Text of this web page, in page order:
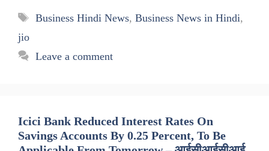
Tags
Business Hindi News, Business News in Hindi,
jio
Leave a comment
Icici Bank Reduced Interest Rates On
Savings Accounts By 0.25 Percent, To Be